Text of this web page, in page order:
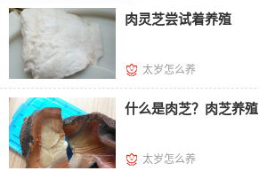
肉灵芝尝试着养殖
太岁怎么养
什么是肉芝？肉芝养殖
太岁怎么养